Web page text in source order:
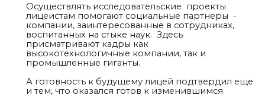
Осуществлять исследовательские проекты
лицеистам помогают социальные партнеры -
компании, заинтересованные в сотрудниках,
воспитанных на стыке наук. Здесь
присматривают кадры как
высокотехнологичные компании, так и
промышленные гиганты.
А готовность к будущему лицей подтвердил еще
и тем, что оказался готов к изменившимся